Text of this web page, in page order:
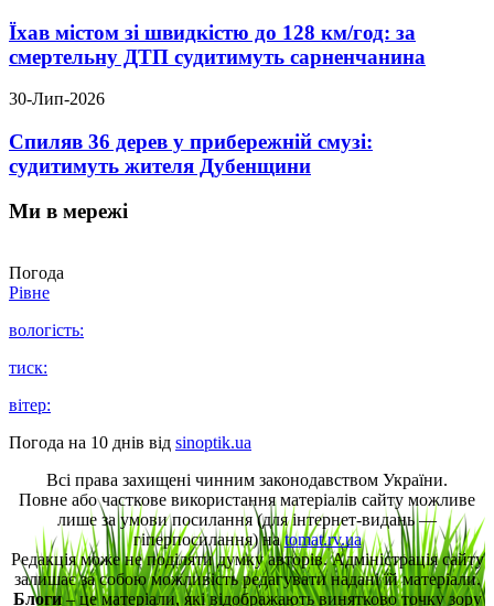
Їхав містом зі швидкістю до 128 км/год: за
смертельну ДТП судитимуть сарненчанина
30-Лип-2026
Спиляв 36 дерев у прибережній смузі:
судитимуть жителя Дубенщини
Ми в мережі
Погода
Рівне
вологість:
тиск:
вітер:
Погода на 10 днів від sinoptik.ua
Всі права захищені чинним законодавством України.
Повне або часткове використання матеріалів сайту можливе
лише за умови посилання (для інтернет-видань —
гіперпосилання) наtomat.rv.ua
Редакція може не поділяти думку авторів. Адміністрація сайту
залишає за собою можливість редагувати надані їй матеріали.
Блоги– це матеріали, які відображають винятково точку зору